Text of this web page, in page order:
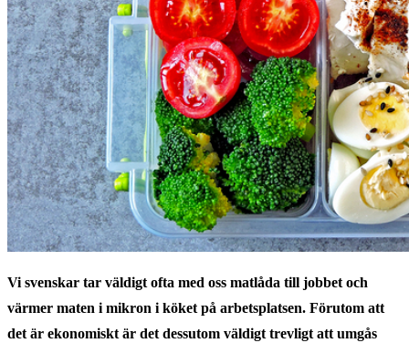
Vi svenskar tar väldigt ofta med oss matlåda till jobbet och
värmer maten i mikron i köket på arbetsplatsen. Förutom att
det är ekonomiskt är det dessutom väldigt trevligt att umgås